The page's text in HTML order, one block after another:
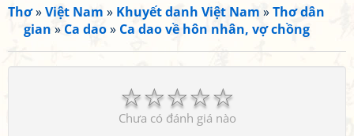
Thơ»Việt Nam » Khuyết danh Việt Nam »Thơ dân
gian » Ca dao» Ca dao về hôn nhân, vợ chồng
☆
☆
☆
☆
☆
Chưa có đánh giá nào